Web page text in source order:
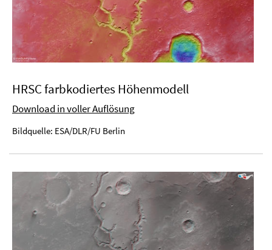
HRSC farbkodiertes Höhenmodell
Download in voller Auflösung
Bildquelle: ESA/DLR/FU Berlin